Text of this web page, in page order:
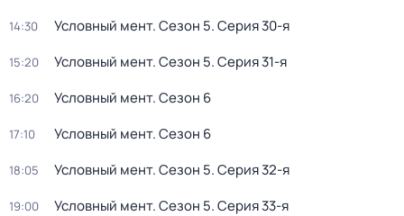
14:30 Условный мент. Сезон 5. Серия 30-я
15:20 Условный мент. Сезон 5. Серия 31-я
16:20 Условный мент. Сезон 6
17:10 Условный мент. Сезон 6
18:05 Условный мент. Сезон 5. Серия 32-я
19:00 Условный мент. Сезон 5. Серия 33-я